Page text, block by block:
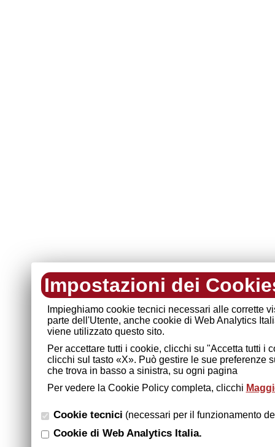
Impostazioni dei
Impieghiamo cookie tecnici necessari alle corrette
parte dell'Utente, anche cookie di Web Analytics
viene utilizzato questo sito.
Per accettare tutti i cookie, clicchi su "Accetta tutti
clicchi sul tasto «X». Può gestire le sue preferenze
che trova in basso a sinistra, su ogni pagina
Per vedere la Cookie Policy completa, clicchi
Cookie tecnici (necessari per il funzionamento
Cookie di Web Analytics Italia.